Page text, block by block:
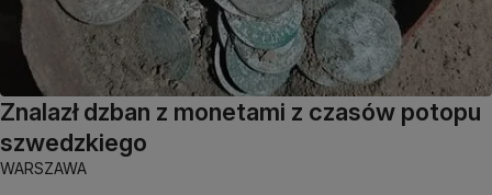
Znalazł dzban z monetami z czasów potopu
szwedzkiego
WARSZAWA